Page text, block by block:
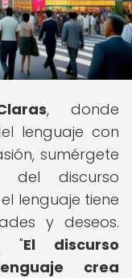
, donde
lenguaje con
sumérgete
del discurso
lenguaje tiene
y deseos.
"El discurso
crea